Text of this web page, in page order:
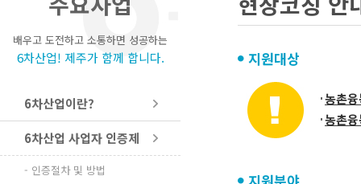
배우고 도전하고 소통하면 성공하는
6차산업! 제주가 함께 합니다.
6차산업이란?
6차산업 사업자 인증제
- 인증절차 및 방법
지원대상
농촌
농촌